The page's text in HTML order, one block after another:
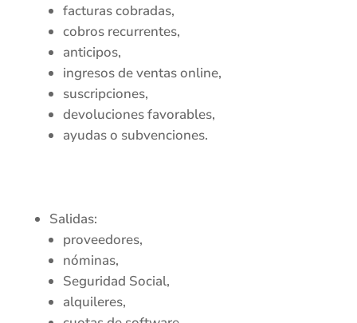
facturas cobradas,
cobros recurrentes,
anticipos,
ingresos de ventas online,
suscripciones,
devoluciones favorables,
ayudas o subvenciones.
Salidas:
proveedores,
nóminas,
Seguridad Social,
alquileres,